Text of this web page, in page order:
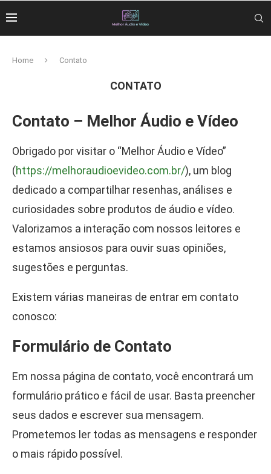
Home Contato
CONTATO
Contato – Melhor Áudio e Vídeo
Obrigado por visitar o “Melhor Áudio e Vídeo”
(https://melhoraudioevideo.com.br/), um blog
dedicado a compartilhar resenhas, análises e
curiosidades sobre produtos de áudio e vídeo.
Valorizamos a interação com nossos leitores e
estamos ansiosos para ouvir suas opiniões,
sugestões e perguntas.
Existem várias maneiras de entrar em contato
conosco:
Formulário de Contato
Em nossa página de contato, você encontrará um
formulário prático e fácil de usar. Basta preencher
seus dados e escrever sua mensagem.
Prometemos ler todas as mensagens e responder
o mais rápido possível.